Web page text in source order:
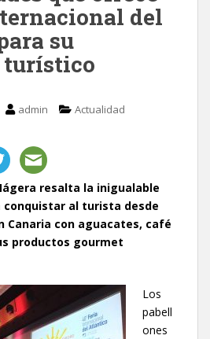
del
su
turístico
admin Actualidad
resalta la inigualable
al turista desde
Canaria con aguacates, café
productos gourmet
Los
pabell
ones